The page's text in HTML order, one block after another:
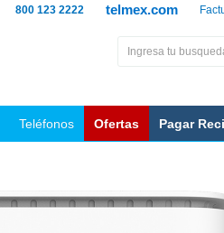
telmex.com
800 123 2222
Teléfonos Ofertas Pagar